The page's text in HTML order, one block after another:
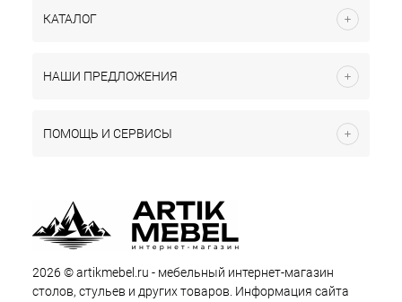
КАТАЛОГ
НАШИ ПРЕДЛОЖЕНИЯ
ПОМОЩЬ И СЕРВИСЫ
2026 © artikmebel.ru - мебельный интернет-магазин
столов, стульев и других товаров. Информация сайта